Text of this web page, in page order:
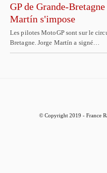
GP de Grande-
Martín s'impose
Les pilotes MotoGP sont sur le
Bretagne. Jorge Martín a signé…
© Copyright 2019 - France